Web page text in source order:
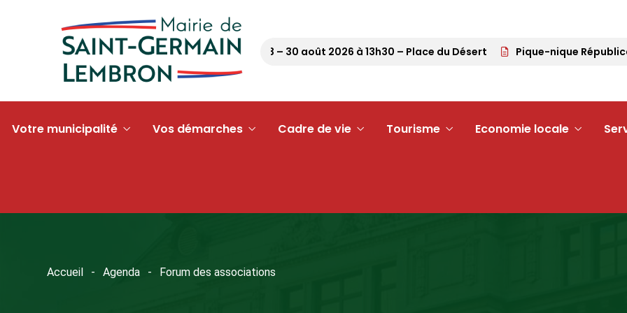
Pétanque tour 63 – 30 août 2026 à 13h30 – Place du Désert Pique-nique Républicain
Votre municipalité Vos démarches Cadre de vie Tourisme Economie locale
Accueil Agenda Forum des associations